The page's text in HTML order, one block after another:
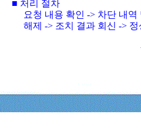
■ 처리 절차
요청 내용 확인 -> 차단 내
해제 -> 조치 결과 회신 ->